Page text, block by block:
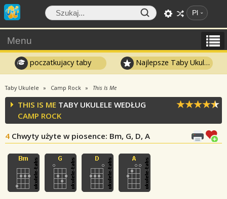
Pl
Menu
poczatkujacy taby Najlepsze Taby Ukulele
Taby Ukulele Camp Rock This Is Me
THIS IS ME TABY UKULELE WEDŁUG
CAMP ROCK
4 Chwyty użyte w piosence: Bm, G, D, A